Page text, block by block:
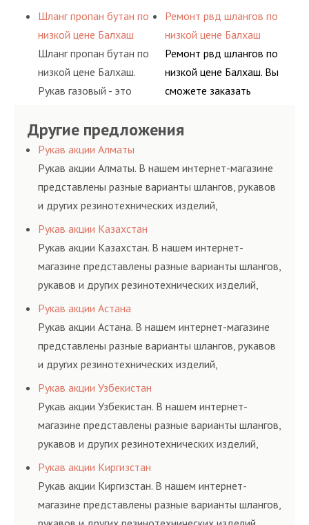
ацетилен) между
определенными
элементами системы.
подачи сжатого
воздуха и различных
типов сжиженного газа
(кислород, аргон, метан,
пропан, бутан,
элементами системы.
Шланг пропан бутан по
низкой цене Балхаш
Шланг пропан бутан по
низкой цене Балхаш.
Рукав газовый - это
сжатого воздуха и
различных типов
сжиженного газа
(кислород, аргон, метан,
пропан, бутан,
гидросистем Вашего
предприятия.
сервис РВД на разовой
основе либо на
условиях
долговременного
комплексного
Ремонт рвд шлангов по
низкой цене Балхаш
Ремонт рвд шлангов по
низкой цене Балхаш. Вы
сможете заказать
основе либо на
долговременного
комплексного
обслуживания
Другие предложения
Рукав акции Алматы
Рукав акции Алматы. В нашем интернет-магазине
представлены разные варианты шлангов, рукавов
и других резинотехнических изделий,
соответствующих ГОСТам, техническим условиям
и нормативам.
Рукав акции Казахстан
Рукав акции Казахстан. В нашем интернет-
магазине представлены разные варианты шлангов,
рукавов и других резинотехнических изделий,
соответствующих ГОСТам, техническим условиям
и нормативам.
Рукав акции Астана
Рукав акции Астана. В нашем интернет-магазине
представлены разные варианты шлангов, рукавов
и других резинотехнических изделий,
соответствующих ГОСТам, техническим условиям
и нормативам.
Рукав акции Узбекистан
Рукав акции Узбекистан. В нашем интернет-
магазине представлены разные варианты шлангов,
рукавов и других резинотехнических изделий,
соответствующих ГОСТам, техническим условиям
и нормативам.
Рукав акции Киргизстан
Рукав акции Киргизстан. В нашем интернет-
магазине представлены разные варианты шлангов,